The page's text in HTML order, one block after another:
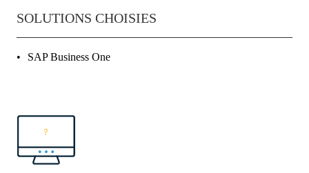
SOLUTIONS CHOISIES
SAP Business One